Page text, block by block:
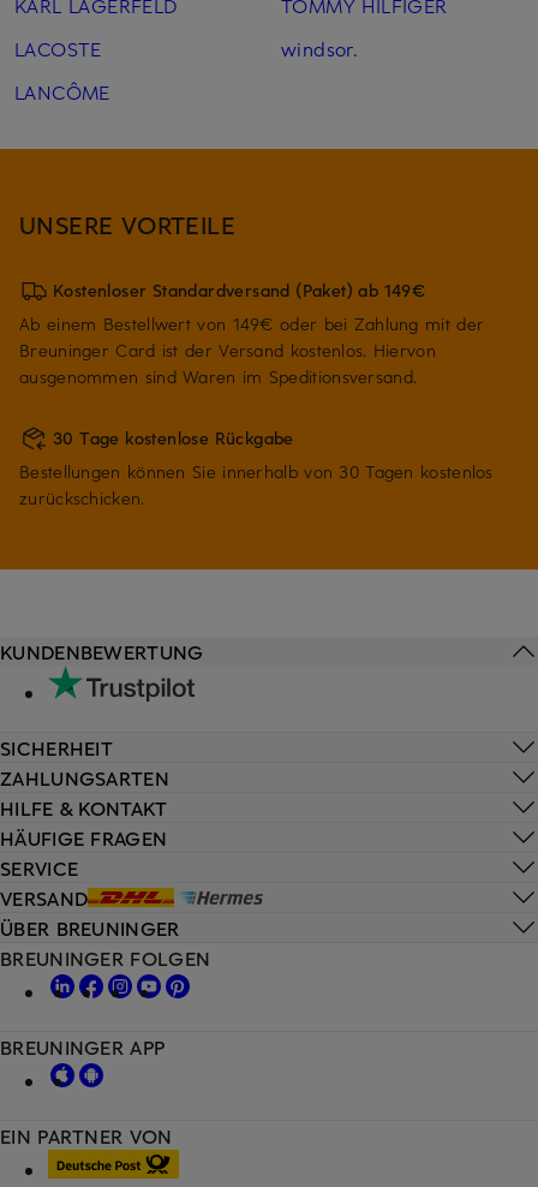
LACOSTE
LANCÔME
windsor.
UNSERE VORTEILE
Kostenloser Standardversand (Paket) ab 149€
Ab einem Bestellwert von 149€ oder bei Zahlung mit der
Breuninger Card ist der Versand kostenlos. Hiervon
ausgenommen sind Waren im Speditionsversand.
30 Tage kostenlose Rückgabe
Bestellungen können Sie innerhalb von 30 Tagen kostenlos
zurückschicken.
HILFE & KONTAKT
HÄUFIGE FRAGEN
SERVICE
VERSAND
KUNDENBEWERTUNG
SICHERHEIT
ZAHLUNGSARTEN
ÜBER BREUNINGER
EIN PARTNER VON
BREUNINGER FOLGEN
BREUNINGER APP